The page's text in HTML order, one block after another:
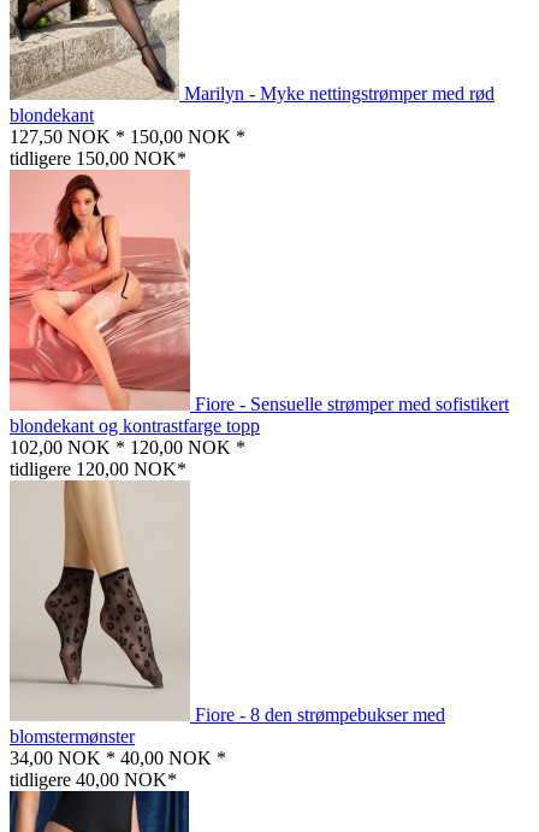
Marilyn - Myke nettingstrømper med rød
blondekant
127,50 NOK * 150,00 NOK *
tidligere 150,00 NOK*
Fiore - Sensuelle strømper med sofistikert
blondekant og kontrastfarge topp
102,00 NOK * 120,00 NOK *
tidligere 120,00 NOK*
Fiore - 8 den strømpebukser med
blomstermønster
34,00 NOK * 40,00 NOK *
tidligere 40,00 NOK*